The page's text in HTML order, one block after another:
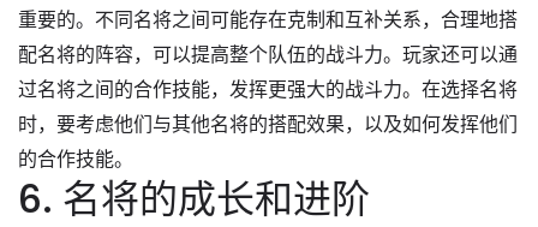
重要的。不同名将之间可能存在克制和互补关系，合理地搭
配名将的阵容，可以提高整个队伍的战斗力。玩家还可以通
过名将之间的合作技能，发挥更强大的战斗力。在选择名将
时，要考虑他们与其他名将的搭配效果，以及如何发挥他们
的合作技能。
6. 名将的成长和进阶